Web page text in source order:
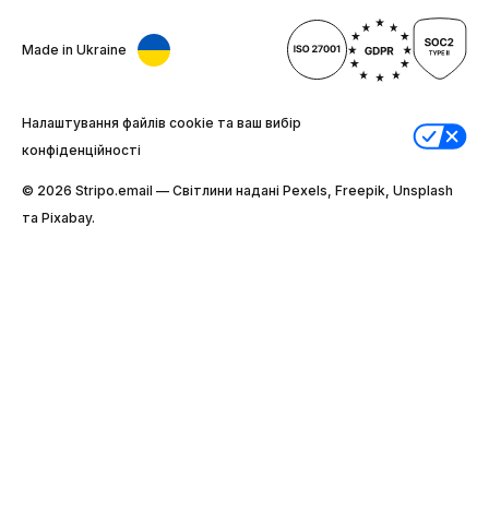
Made in Ukraine
Налаштування файлів cookie та ваш вибір
конфіденційності
© 2026 Stripо.email — Світлини надані Pexels, Freepik, Unsplash
та Pixabay.